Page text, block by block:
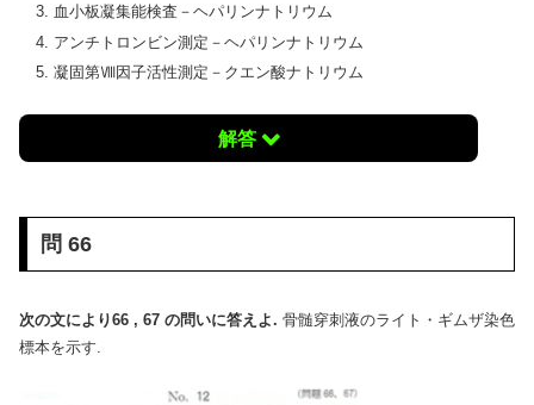
血小板凝集能検査－ヘパリンナトリウム
アンチトロンビン測定－ヘパリンナトリウム
凝固第Ⅷ因子活性測定－クエン酸ナトリウム
解答
問 66
次の文により66 , 67 の問いに答えよ. 骨髄穿刺液のライト・ギムザ染色
標本を示す.